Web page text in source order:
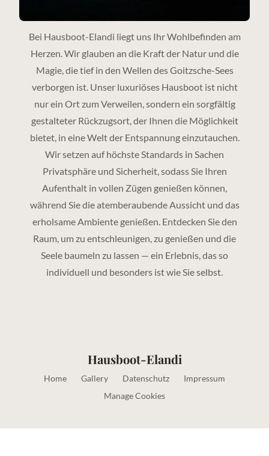
Bei Hausboot-Elandi liegt uns Ihr Wohlbefinden am
Herzen. Wir glauben an die Kraft der Natur und die
Magie, die tief in den Wellen des Goitzsche-Sees
verborgen ist. Unser luxuriöses Hausboot ist nicht
nur ein Ort zum Verweilen, sondern ein sorgfältig
gestalteter Rückzugsort, der Ihnen die Möglichkeit
bietet, in eine Welt der Entspannung einzutauchen.
Wir setzen auf höchste Standards in Sachen
Privatsphäre und Sicherheit, sodass Sie Ihren
Aufenthalt in vollen Zügen genießen können,
während Sie die atemberaubende Aussicht und das
erholsame Ambiente genießen. Entdecken Sie den
Raum, um zu entschleunigen, zu genießen und die
Seele baumeln zu lassen — ein Erlebnis, das so
individuell und besonders ist wie Sie selbst.
Hausboot-Elandi
Home Gallery Datenschutz
Impressum
Manage Cookies